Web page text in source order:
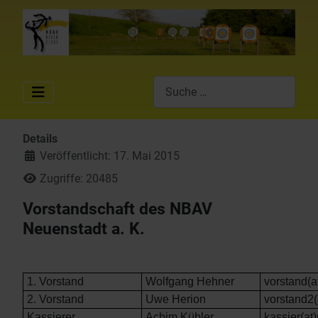
Details
Veröffentlicht: 17. Mai 2015
Zugriffe: 20485
Vorstandschaft des NBAV
Neuenstadt a. K.
1. Vorstand Wolfgang Hehner
2. Vorstand
Uwe Herion